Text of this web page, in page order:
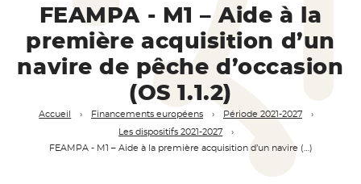
FEAMPA - M1 – Aide à la
première acquisition d’un
navire de pêche d’occasion
(OS 1.1.2)
Accueil Financements européens
Période 2021-2027
Les dispositifs 2021-2027
FEAMPA - M1 – Aide à la première acquisition d’un navire (…)